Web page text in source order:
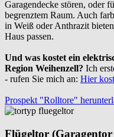
Garagendecke stören, oder
begrenztem Raum. Auch
in Weiß oder Anthrazit
Haus passen.
Und was kostet ein
Region Weihenzell? Ich
- rufen Sie mich an: Hier
Prospekt "Rolltore"
Flügeltor